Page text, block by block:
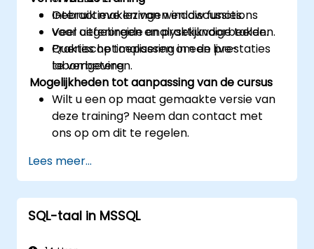
Gebruik maken van window functions
voor uitgebreide analysekundige taken.
Queries optimaliseren om de prestaties
te verbeteren.
Interactieve lezingen en discussies.
Veel oefeningen en praktijkvoorbeelden.
Praktische toepassing in een live-
labomgeving.
Mogelijkheden tot aanpassing van de cursus
Wilt u een op maat gemaakte versie van
deze training? Neem dan contact met
ons op om dit te regelen.
Lees meer...
SQL-taal in MSSQL